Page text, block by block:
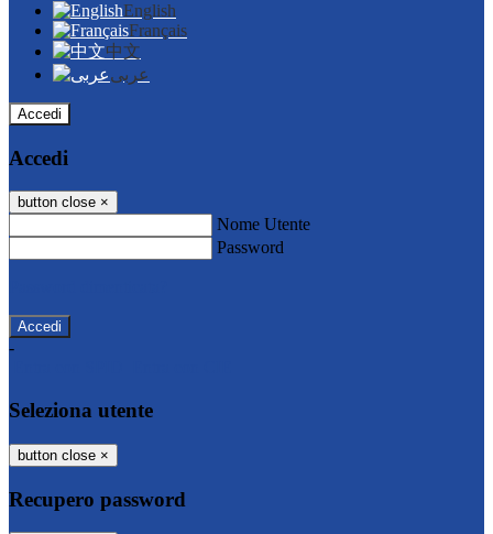
English
Français
中文
عربى
Accedi
Accedi
button close ×
Nome Utente
Password
-
Seleziona utente
button close ×
Recupero password